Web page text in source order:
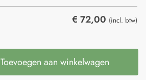
€ 72,00 (incl. btw)
Toevoegen aan winkelwagen